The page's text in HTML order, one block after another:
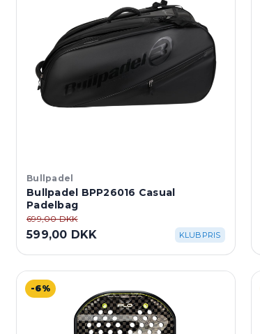
Bullpadel
Bullpadel BPP26016 Casual
Padelbag
699,00 DKK
599,00 DKK KLUBPRIS
-6%